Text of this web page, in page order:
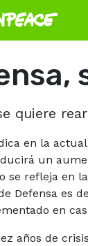
quiere
en la
un
se refleja en
Defensa es
en
años de